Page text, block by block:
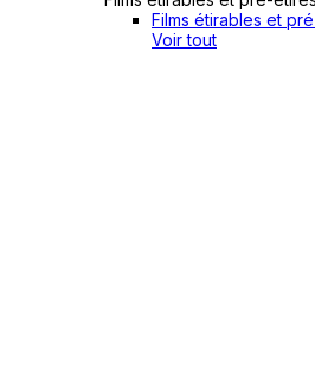
Films étirables et
Voir tout